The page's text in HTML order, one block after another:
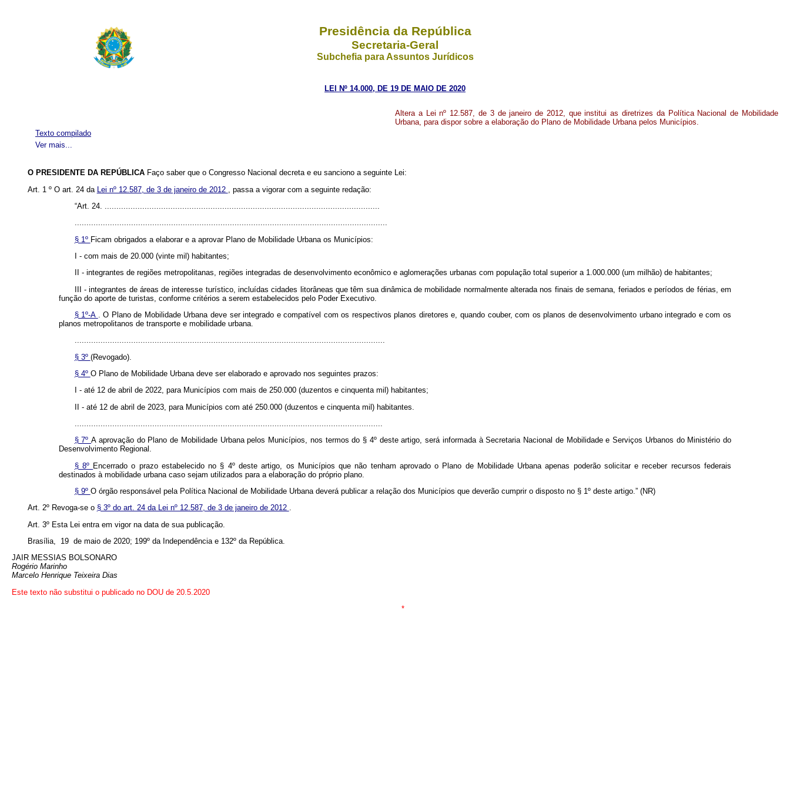
Presidência da República
Secretaria-Geral
Subchefia para Assuntos Jurídicos
LEI Nº 14.000, DE 19 DE MAIO DE 2020
Altera a Lei nº 12.587, de 3 de janeiro de 2012, que institui as diretrizes da Política Nacional de Mobilidade
Urbana, para dispor sobre a elaboração do Plano de Mobilidade Urbana pelos Municípios.
Ver mais...
Texto compilado
O PRESIDENTE DA REPÚBLICA Faço saber que o Congresso Nacional decreta e eu sanciono a seguinte Lei:
Art. 1 º O art. 24 da Lei nº 12.587, de 3 de janeiro de 2012
, passa a vigorar com a seguinte redação:
“Art. 24.
.....................................................................................................................................
§ 1º Ficam obrigados a elaborar e a aprovar Plano de Mobilidade Urbana os Municípios:
I - com mais de 20.000 (vinte mil) habitantes;
II - integrantes de regiões metropolitanas, regiões integradas de desenvolvimento econômico e aglomerações urbanas com população total superior a 1.000.000 (um milhão) de habitantes;
III - integrantes de áreas de interesse turístico, incluídas cidades litorâneas que têm sua dinâmica de mobilidade normalmente alterada nos finais de semana, feriados e períodos de férias, em
função do aporte de turistas, conforme critérios a serem estabelecidos pelo Poder Executivo.
§ 1º-A
. O Plano de Mobilidade Urbana deve ser integrado e compatível com os respectivos planos diretores e, quando couber, com os planos de desenvolvimento urbano integrado e com os
planos metropolitanos de transporte e mobilidade urbana.
....................................................................................................................................
§ 3º (Revogado).
§ 4º O Plano de Mobilidade Urbana deve ser elaborado e aprovado nos seguintes prazos:
I - até 12 de abril de 2022, para Municípios com mais de 250.000 (duzentos e cinquenta mil) habitantes;
II - até 12 de abril de 2023, para Municípios com até 250.000 (duzentos e cinquenta mil) habitantes.
§ 7ºA aprovação do Plano de Mobilidade Urbana pelos Municípios, nos termos do § 4º deste artigo, será informada à Secretaria Nacional de Mobilidade e Serviços Urbanos do Ministério do
Desenvolvimento Regional.
§ 8º Encerrado o prazo estabelecido no § 4º deste artigo, os Municípios que não tenham aprovado o Plano de Mobilidade Urbana apenas poderão solicitar e receber recursos federais
destinados à mobilidade urbana caso sejam utilizados para a elaboração do próprio plano.
§ 9º O órgão responsável pela Política Nacional de Mobilidade Urbana deverá publicar a relação dos Municípios que deverão cumprir o disposto no § 1º deste artigo.” (NR)
Art. 2º Revoga-se o § 3º do art. 24 da Lei nº 12.587, de 3 de janeiro de 2012 .
Art. 3º Esta Lei entra em vigor na data de sua publicação.
Brasília, 19 de maio de 2020; 199º da Independência e 132º da República.
JAIR MESSIAS BOLSONARO
Rogério Marinho
Marcelo Henrique Teixeira Dias
Este texto não substitui o publicado no DOU de 20.5.2020
*